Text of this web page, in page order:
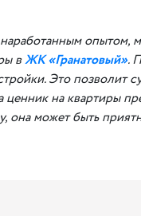
опытом,
вЖК «Гранатовый».
Это позволит
ценник на квартиры
она может быть